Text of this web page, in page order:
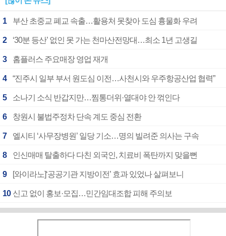
1 부산 초중교 폐교 속출…활용처 못찾아 도심 흉물화 우려
2 ‘30분 등산’ 없인 못 가는 천마산전망대…최소 1년 고생길
3 홈플러스 주요매장 영업 재개
4 “진주시 일부 부서 원도심 이전…사천시와 우주항공산업 협력”
5 소나기 소식 반갑지만…찜통더위·열대야 안 꺾인다
6 창원시 불법주정차 단속 계도 중심 전환
7 엘시티 ‘사무장병원’ 일당 기소…명의 빌려준 의사는 구속
8 인신매매 탈출하다 다친 외국인, 치료비 폭탄까지 맞을뻔
9 [와이라노]‘공공기관 지방이전’ 효과 있었나 살펴보니
10 신고 없이 홍보·모집…민간임대조합 피해 주의보